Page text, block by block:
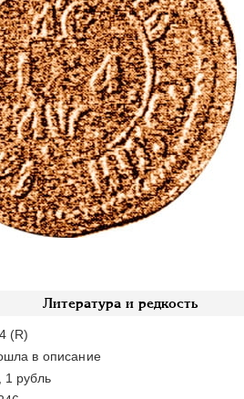
Литература и редкость
(R)
в описание
рубль